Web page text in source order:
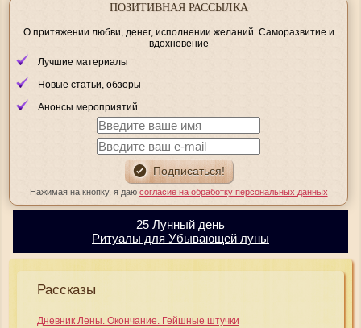
ПОЗИТИВНАЯ РАССЫЛКА
О притяжении любви, денег, исполнении желаний. Саморазвитие и
вдохновение
Лучшие материалы
Новые статьи, обзоры
Анонсы мероприятий
Нажимая на кнопку, я даю согласие на обработку персональных данных
25 Лунный день
Ритуалы для Убывающей луны
Рассказы
Дневник Лены. Окончание. Гейшные штучки